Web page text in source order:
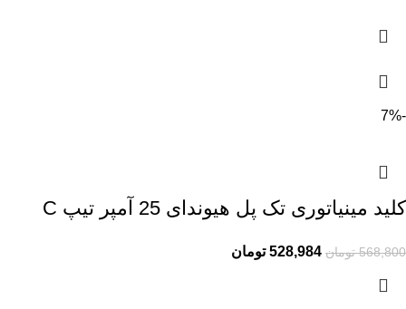
-7%
کلید مینیاتوری تک پل هیوندای 25 آمپر تیپ C
568,800 تومان 528,984 تومان